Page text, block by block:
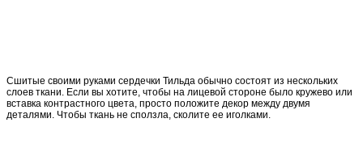
Сшитые своими руками сердечки Тильда обычно состоят из нескольких
слоев ткани. Если вы хотите, чтобы на лицевой стороне было кружево или
вставка контрастного цвета, просто положите декор между двумя
деталями. Чтобы ткань не сползла, сколите ее иголками.